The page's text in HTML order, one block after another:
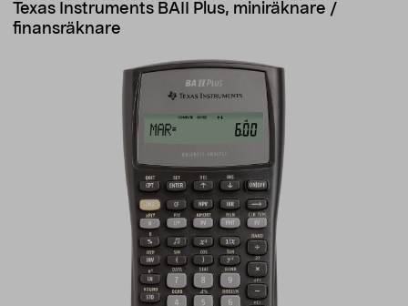
Texas Instruments BAII Plus, miniräknare /
finansräknare